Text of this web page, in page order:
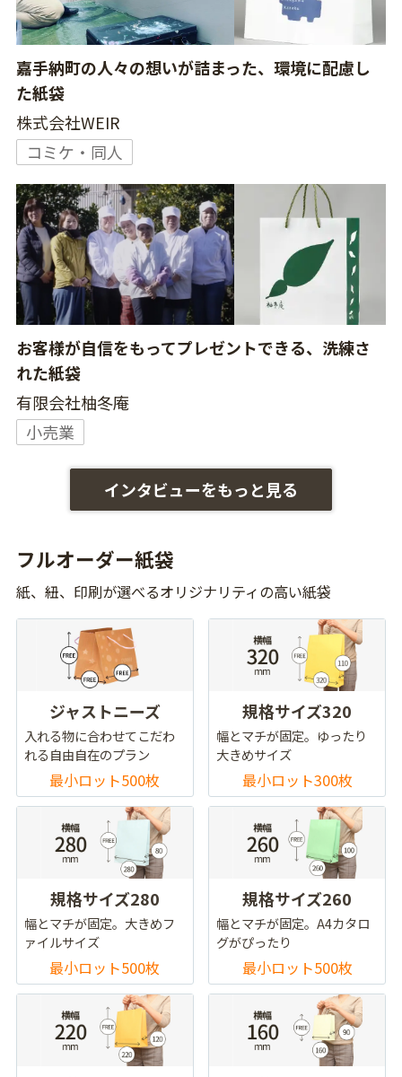
嘉手納町の人々の想いが詰まった、環境に配慮し
た紙袋
株式会社WEIR
コミケ・同人
お客様が自信をもってプレゼントできる、洗練さ
れた紙袋
有限会社柚冬庵
小売業
インタビューをもっと見る
フルオーダー紙袋
紙、紐、印刷が選べるオリジナリティの高い紙袋
ジャストニーズ
入れる物に合わせてこだわ
れる自由自在のプラン
最小ロット500枚
規格サイズ320
幅とマチが固定。ゆったり
大きめサイズ
最小ロット300枚
規格サイズ280
幅とマチが固定。大きめフ
ァイルサイズ
最小ロット500枚
規格サイズ260
幅とマチが固定。A4カタロ
グがぴったり
最小ロット500枚